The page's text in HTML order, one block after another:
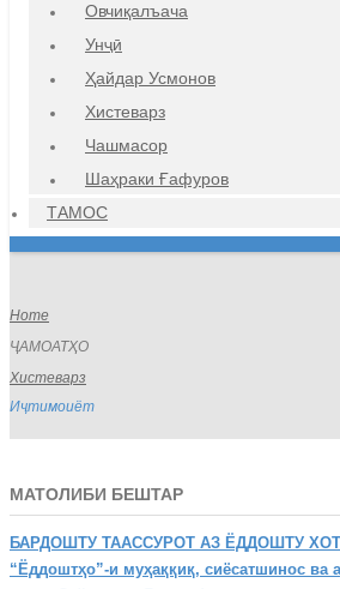
Овчиқалъача
Унҷӣ
Ҳайдар Усмонов
Хистеварз
Чашмасор
Шаҳраки Ғафуров
ТАМОС
Home
ҶАМОАТҲО
Хистеварз
Иҷтимоиёт
МАТОЛИБИ БЕШТАР
БАРДОШТУ ТААССУРОТ АЗ ЁДДОШТУ
“Ёддоштҳо”-и муҳаққиқ, сиёсатшинос ва